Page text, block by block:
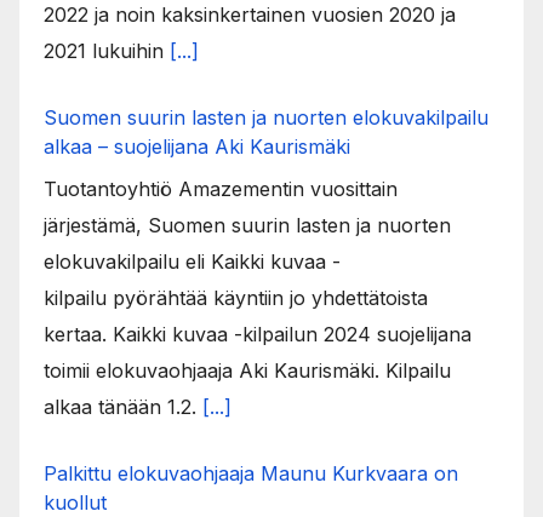
2022 ja noin kaksinkertainen vuosien 2020 ja
2021 lukuihin [...]
Suomen suurin lasten ja nuorten elokuvakilpailu
alkaa – suojelijana Aki Kaurismäki
Tuotantoyhtiö Amazementin vuosittain
järjestämä, Suomen suurin lasten ja nuorten
elokuvakilpailu eli Kaikki kuvaa -
kilpailu pyörähtää käyntiin jo yhdettätoista
kertaa. Kaikki kuvaa -kilpailun 2024 suojelijana
toimii elokuvaohjaaja Aki Kaurismäki. Kilpailu
alkaa tänään 1.2. [...]
Palkittu elokuvaohjaaja Maunu Kurkvaara on
kuollut